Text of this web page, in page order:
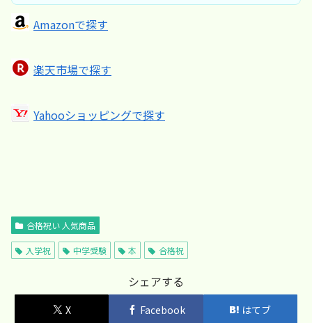
Amazonで探す
楽天市場で探す
Yahooショッピングで探す
合格祝い 人気商品
入学祝 中学受験 本 合格祝
シェアする
X Facebook はてブ